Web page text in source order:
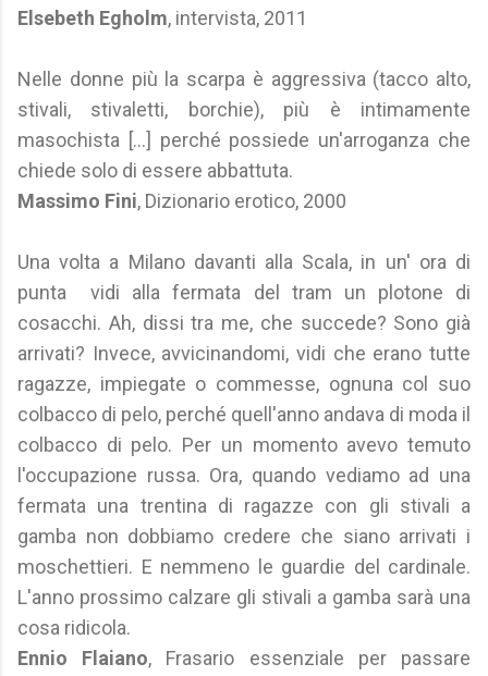
Elsebeth Egholm, intervista, 2011
Nelle donne più la scarpa è aggressiva (tacco alto,
stivali, stivaletti, borchie), più è intimamente
masochista [...] perché possiede un'arroganza che
chiede solo di essere abbattuta.
Massimo Fini, Dizionario erotico, 2000
Una volta a Milano davanti alla Scala, in un' ora di
punta vidi alla fermata del tram un plotone di
cosacchi. Ah, dissi tra me, che succede? Sono già
arrivati? Invece, avvicinandomi, vidi che erano tutte
ragazze, impiegate o commesse, ognuna col suo
colbacco di pelo, perché quell'anno andava di moda il
colbacco di pelo. Per un momento avevo temuto
l'occupazione russa. Ora, quando vediamo ad una
fermata una trentina di ragazze con gli stivali a
gamba non dobbiamo credere che siano arrivati i
moschettieri. E nemmeno le guardie del cardinale.
L'anno prossimo calzare gli stivali a gamba sarà una
cosa ridicola.
Ennio Flaiano, Frasario essenziale per passare